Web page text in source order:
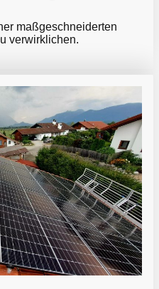
maßgeschneiderten
verwirklichen.